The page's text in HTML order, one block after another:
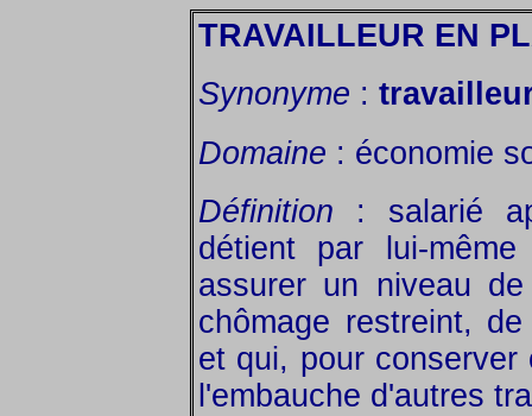
TRAVAILLEUR EN
Synonyme :
Domaine : économie
Définition : salarié
détient par lui-
assurer un niveau
chômage restreint,
et qui, pour
l'embauche d'autres